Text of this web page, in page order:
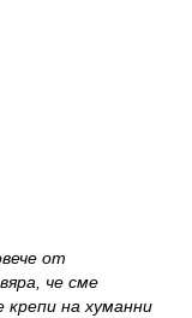
от
че сме
крепи на хуманни